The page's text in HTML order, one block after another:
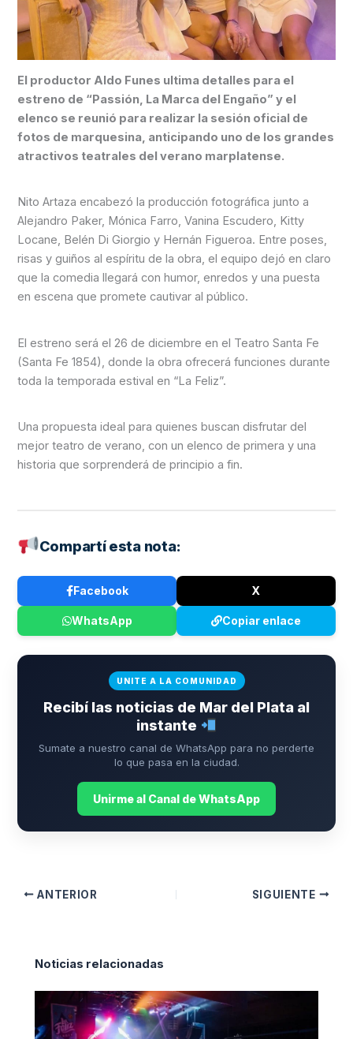
El productor Aldo Funes ultima detalles para el
estreno de “Passión, La Marca del Engaño” y el
elenco se reunió para realizar la sesión oficial de
fotos de marquesina, anticipando uno de los grandes
atractivos teatrales del verano marplatense.
Nito Artaza encabezó la producción fotográfica junto a
Alejandro Paker, Mónica Farro, Vanina Escudero, Kitty
Locane, Belén Di Giorgio y Hernán Figueroa. Entre poses,
risas y guiños al espíritu de la obra, el equipo dejó en claro
que la comedia llegará con humor, enredos y una puesta
en escena que promete cautivar al público.
El estreno será el 26 de diciembre en el Teatro Santa Fe
(Santa Fe 1854), donde la obra ofrecerá funciones durante
toda la temporada estival en “La Feliz”.
Una propuesta ideal para quienes buscan disfrutar del
mejor teatro de verano, con un elenco de primera y una
historia que sorprenderá de principio a fin.
Compartí esta nota:
Facebook X
WhatsApp Copiar enlace
UNITE A LA COMUNIDAD
Recibí las noticias de Mar del Plata al
instante
Sumate a nuestro canal de WhatsApp para no perderte
lo que pasa en la ciudad.
Unirme al Canal de WhatsApp
ANTERIOR SIGUIENTE
Noticias relacionadas